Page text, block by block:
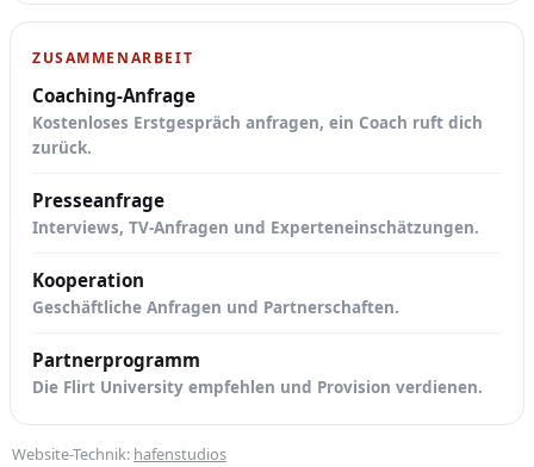
ZUSAMMENARBEIT
Coaching-Anfrage
Kostenloses Erstgespräch anfragen, ein Coach ruft dich
zurück.
Presseanfrage
Interviews, TV-Anfragen und Experteneinschätzungen.
Kooperation
Geschäftliche Anfragen und Partnerschaften.
Partnerprogramm
Die Flirt University empfehlen und Provision verdienen.
Website-Technik: hafenstudios